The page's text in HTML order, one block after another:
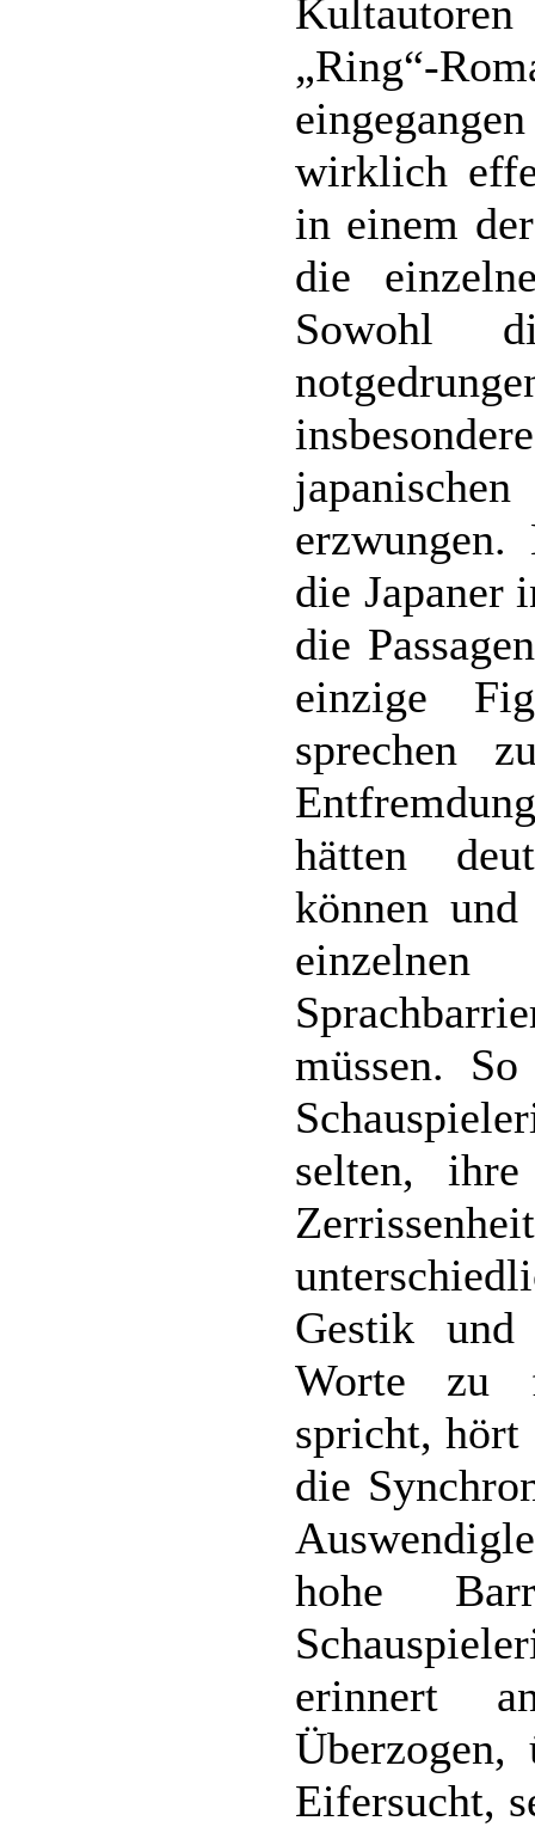
„Ring“-
wirklich
in einem
die
Sowohl
die Japaner
die
einzige
sprechen
hätten
können
müssen.
selten,
Gestik
Worte zu
spricht, hört
die
hohe
erinnert
Überzogen,
Eifersucht,